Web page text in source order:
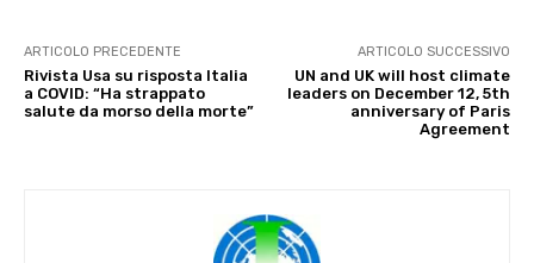
ARTICOLO PRECEDENTE
Rivista Usa su risposta Italia
a COVID: “Ha strappato
salute da morso della morte”
ARTICOLO SUCCESSIVO
UN and UK will host climate
leaders on December 12, 5th
anniversary of Paris
Agreement